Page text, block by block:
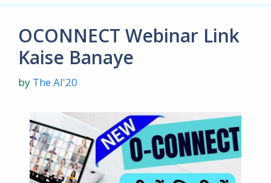
OCONNECT Webinar Link
Kaise Banaye
by The AI'20